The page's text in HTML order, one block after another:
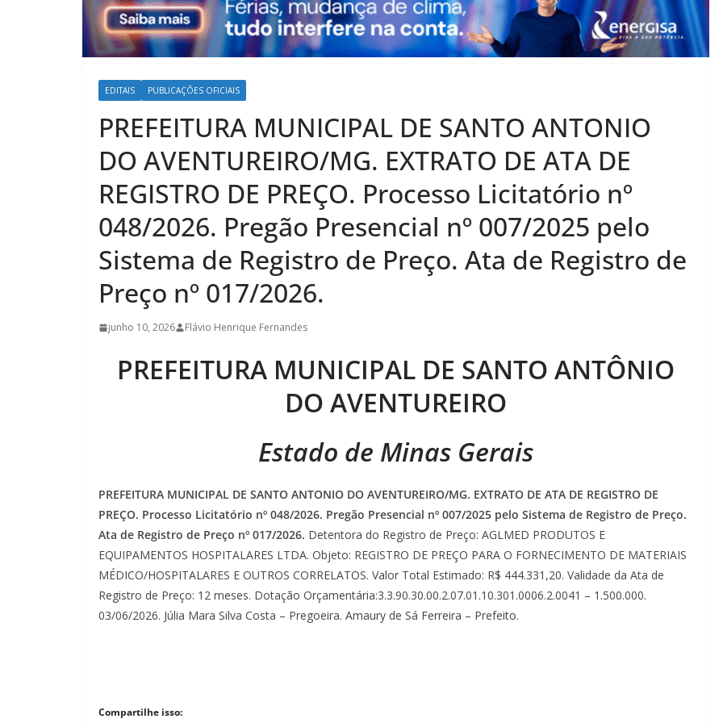
EDITAIS PUBLICAÇÕES OFICIAIS
PREFEITURA MUNICIPAL DE SANTO ANTONIO
DO AVENTUREIRO/MG. EXTRATO DE ATA DE
REGISTRO DE PREÇO. Processo Licitatório nº
048/2026. Pregão Presencial nº 007/2025 pelo
Sistema de Registro de Preço. Ata de Registro de
Preço nº 017/2026.
junho 10, 2026 Flávio Henrique Fernandes
PREFEITURA MUNICIPAL DE SANTO ANTÔNIO
DO AVENTUREIRO
Estado de Minas Gerais
PREFEITURA MUNICIPAL DE SANTO ANTONIO DO AVENTUREIRO/MG. EXTRATO DE ATA DE REGISTRO DE
PREÇO. Processo Licitatório nº 048/2026. Pregão Presencial nº 007/2025 pelo Sistema de Registro de Preço.
Ata de Registro de Preço nº 017/2026. Detentora do Registro de Preço: AGLMED PRODUTOS E
EQUIPAMENTOS HOSPITALARES LTDA. Objeto: REGISTRO DE PREÇO PARA O FORNECIMENTO DE MATERIAIS
MÉDICO/HOSPITALARES E OUTROS CORRELATOS. Valor Total Estimado: R$ 444.331,20. Validade da Ata de
Registro de Preço: 12 meses. Dotação Orçamentária:3.3.90.30.00.2.07.01.10.301.0006.2.0041 – 1.500.000.
03/06/2026. Júlia Mara Silva Costa – Pregoeira. Amaury de Sá Ferreira – Prefeito.
Compartilhe isso: